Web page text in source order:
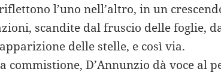
l’uno nell’altro, in un
scandite dal fruscio delle foglie,
delle stelle, e così via.
commistione, D’Annunzio dà voce al